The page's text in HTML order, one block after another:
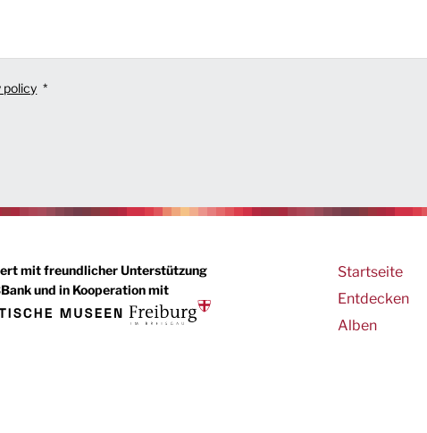
policy
mit freundlicher Unterstützung
und in Kooperation mit
Main
navigation
Startseite
Entdecken
Alben